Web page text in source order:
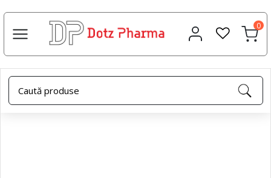
0
Acasa Creme terapeutice
Crema de maini, 50 ml, Dotz
Pharma